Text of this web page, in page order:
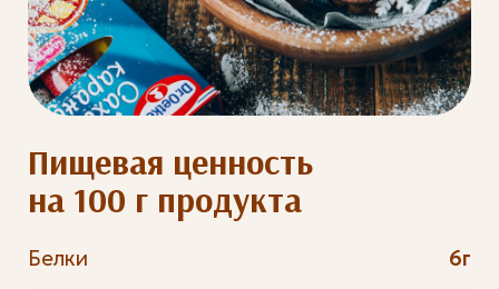
Пищевая ценность
на 100 г продукта
Белки 6г